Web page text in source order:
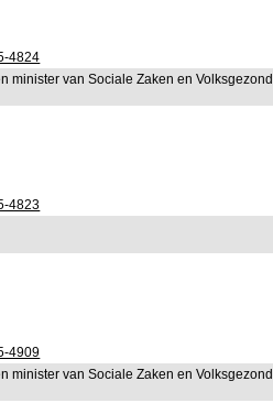
4824
minister van Sociale Zaken en
4823
4909
minister van Sociale Zaken en